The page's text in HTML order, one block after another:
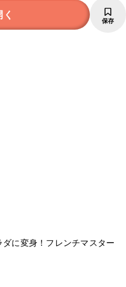
保存
に変身！フレンチマスター